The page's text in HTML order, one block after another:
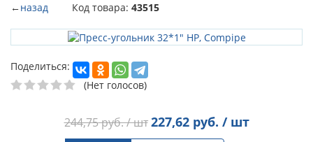
←назад Код товара: 43515
Поделиться:
(Нет голосов)
244,75руб. / шт 227,62руб. / шт